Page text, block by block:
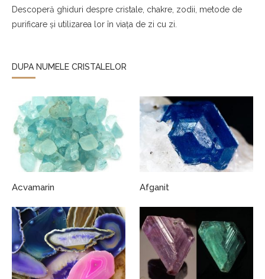
Descoperă ghiduri despre cristale, chakre, zodii, metode de
purificare și utilizarea lor în viața de zi cu zi.
DUPA NUMELE CRISTALELOR
Acvamarin Afganit